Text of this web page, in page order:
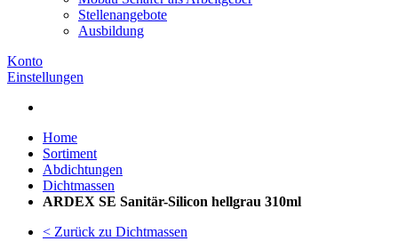
Stellenangebote
Ausbildung
Konto
Einstellungen
Home
Sortiment
Abdichtungen
Dichtmassen
ARDEX SE Sanitär-Silicon hellgrau 310ml
< Zurück zu Dichtmassen